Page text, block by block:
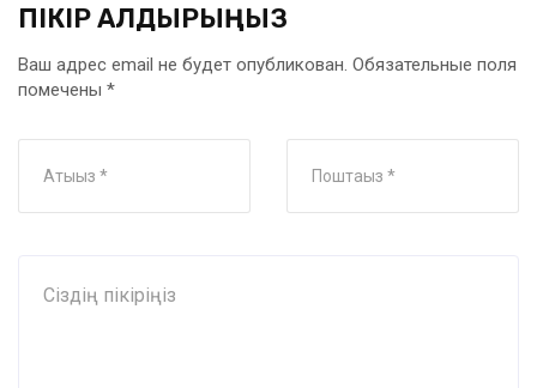
ПІКІР ҚАЛДЫРЫҢЫЗ
Ваш адрес email не будет опубликован. Обязательные поля
помечены *